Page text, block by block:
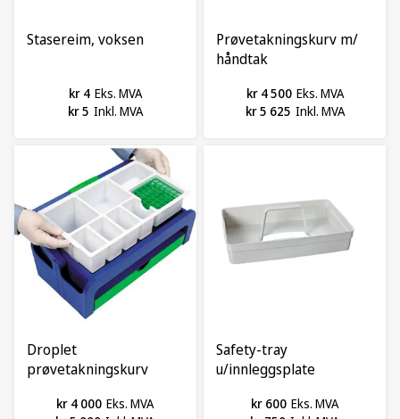
Stasereim, voksen
kr 4 Eks. MVA
kr 5 Inkl. MVA
Prøvetakningskurv m/
håndtak
kr 4 500 Eks. MVA
kr 5 625 Inkl. MVA
Droplet
prøvetakningskurv
kr 4 000 Eks. MVA
Safety-tray
u/innleggsplate
kr 600 Eks. MVA